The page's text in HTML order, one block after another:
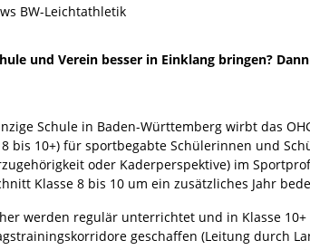
BW-Leichtathletik
und Verein besser in Einklang bringen?
Schule in Baden-Württemberg wirbt das
8 bis 10+) für sportbegabte Schülerinnen und
oder Kaderperspektive) im
Klasse 8 bis 10 um ein zusätzliches Jahr
werden regulär unterrichtet und in Klasse
geschaffen (Leitung durch